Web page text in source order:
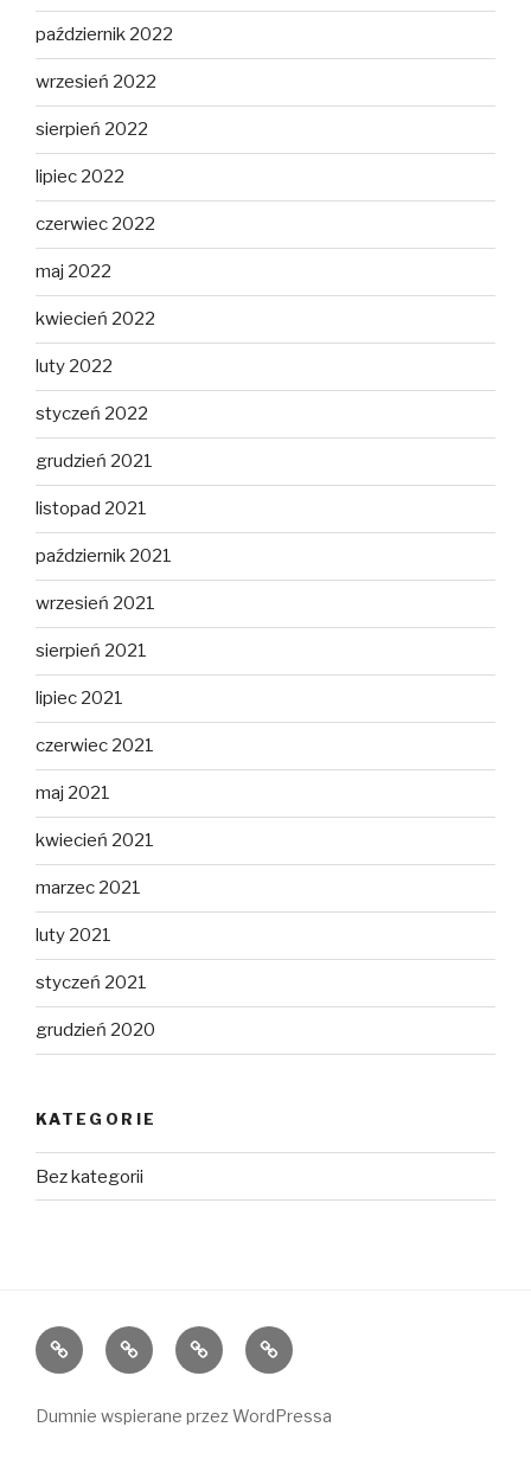
październik 2022
wrzesień 2022
sierpień 2022
lipiec 2022
czerwiec 2022
maj 2022
kwiecień 2022
luty 2022
styczeń 2022
grudzień 2021
listopad 2021
październik 2021
wrzesień 2021
sierpień 2021
lipiec 2021
czerwiec 2021
maj 2021
kwiecień 2021
marzec 2021
luty 2021
styczeń 2021
grudzień 2020
KATEGORIE
Bez kategorii
Home
O
nas
Rejon
działania
FAQ
Dumnie wspierane przez WordPressa